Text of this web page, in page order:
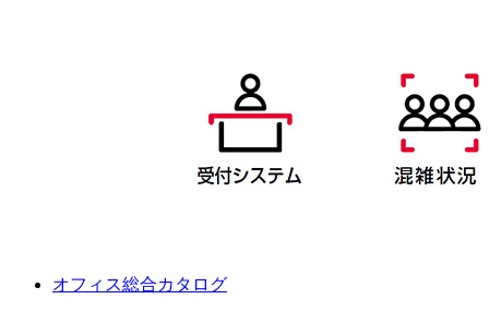
オフィス総合カタログ